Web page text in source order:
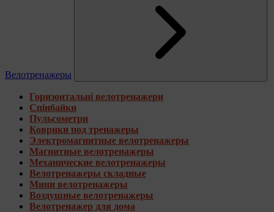
Велотренажеры
Горизонтальні велотренажери
Спінбайки
Пульсометри
Коврики под тренажеры
Электромагнитные велотренажеры
Магнитные велотренажеры
Механические велотренажеры
Велотренажеры складные
Мини велотренажеры
Воздушные велотренажеры
Велотренажер для дома